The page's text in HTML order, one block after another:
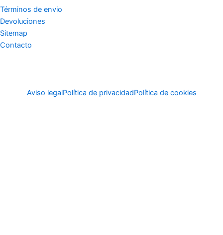
Términos de envio
Devoluciones
Sitemap
Contacto
Aviso legalPolítica de privacidadPolítica de cookies